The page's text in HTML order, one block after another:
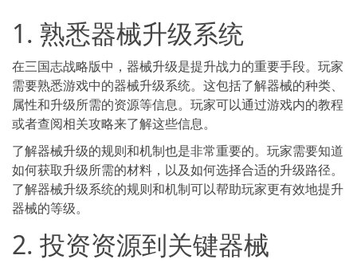
1. 熟悉器械升级系统
在三国志战略版中，器械升级是提升战力的重要手段。玩家
需要熟悉游戏中的器械升级系统。这包括了解器械的种类、
属性和升级所需的资源等信息。玩家可以通过游戏内的教程
或者查阅相关攻略来了解这些信息。
了解器械升级的规则和机制也是非常重要的。玩家需要知道
如何获取升级所需的材料，以及如何选择合适的升级路径。
了解器械升级系统的规则和机制可以帮助玩家更有效地提升
器械的等级。
2. 投资资源到关键器械